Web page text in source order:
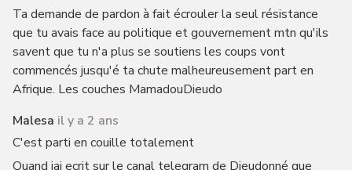
Ta demande de pardon à fait écrouler la seul résistance
que tu avais face au politique et gouvernement mtn qu'ils
savent que tu n'a plus se soutiens les coups vont
commencés jusqu'é ta chute malheureusement part en
Afrique. Les couches MamadouDieudo
Malesa il y a 2 ans
C'est parti en couille totalement
Quand jai ecrit sur le canal telegram de Dieudonné que